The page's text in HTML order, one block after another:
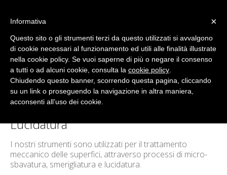
Temi Europolish
Strumenti per la Smerigliatura e la
Lucidatura
Smerigliatura, Micro-Sbavatura,
Lucidatura
I nostri strumenti sono utilizzati per il trattamento
meccanico delle superfici, attraverso processi di micro-
sbavatura, smerigliatura e lucidatura.
×
Informativa
Questo sito o gli strumenti terzi da questo utilizzati si avvalgono
di cookie necessari al funzionamento ed utili alle finalità illustrate
nella cookie policy. Se vuoi saperne di più o negare il consenso
a tutti o ad alcuni cookie, consulta la cookie policy
Chiudendo questo banner, scorrendo questa pagina, cliccando
su un link o proseguendo la navigazione in altra maniera,
acconsenti all’uso dei cookie.